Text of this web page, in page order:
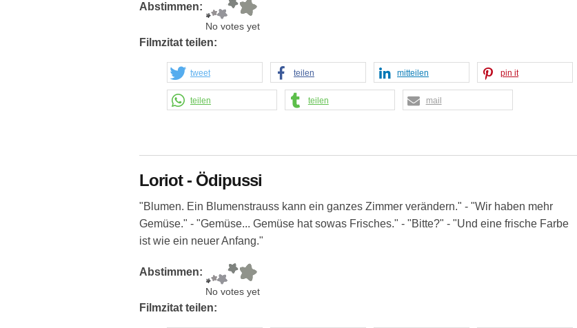
Abstimmen:
No votes yet
Filmzitat teilen:
tweet teilen mitteilen pin it
teilen teilen mail
Loriot - Ödipussi
"Blumen. Ein Blumenstrauss kann ein ganzes Zimmer verändern." - "Wir haben mehr
Gemüse." - "Gemüse... Gemüse hat sowas Frisches." - "Bitte?" - "Und eine frische Farbe
ist wie ein neuer Anfang."
Abstimmen:
No votes yet
Filmzitat teilen: